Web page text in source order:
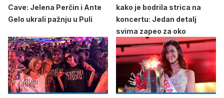
Cave: Jelena Perčin i Ante
Gelo ukrali pažnju u Puli
kako je bodrila strica na
koncertu: Jedan detalj
svima zapeo za oko